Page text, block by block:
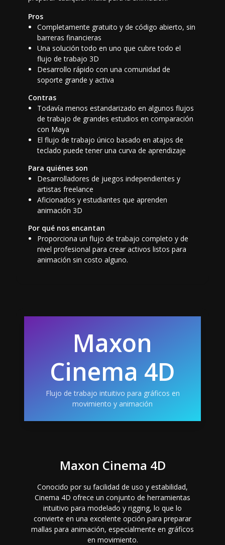
Pros
Completamente gratuito y de código abierto, sin
barreras financieras
Una solución todo en uno que cubre todo el
flujo de trabajo 3D
Desarrollo rápido con una comunidad de
soporte grande y activa
Contras
Todavía menos estandarizado en algunos flujos
de trabajo de grandes estudios en comparación
con Maya
El flujo de trabajo único basado en atajos de
teclado puede tener una curva de aprendizaje
Para quiénes son
Desarrolladores de juegos independientes y
artistas freelance
Aficionados y estudiantes que aprenden
animación 3D
Por qué nos encantan
Proporciona un flujo de trabajo completo y de
nivel profesional para crear activos listos para
animación sin costo alguno.
Maxon
Cinema 4D
Flujo de trabajo intuitivo para gráficos en
movimiento y animación
Maxon Cinema 4D
Conocido por su facilidad de uso y estabilidad,
Cinema 4D ofrece un conjunto de herramientas
intuitivo para modelado y rigging, lo que lo
convierte en una excelente opción para preparar
mallas para animación, especialmente en gráficos
en movimiento.